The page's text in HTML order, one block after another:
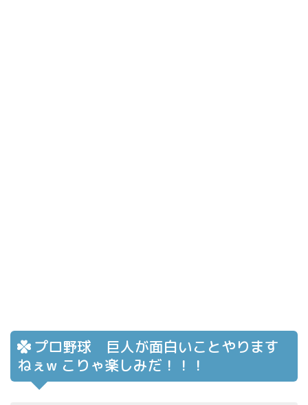
プロ野球 巨人が面白いことやります
ねぇw こりゃ楽しみだ！！！